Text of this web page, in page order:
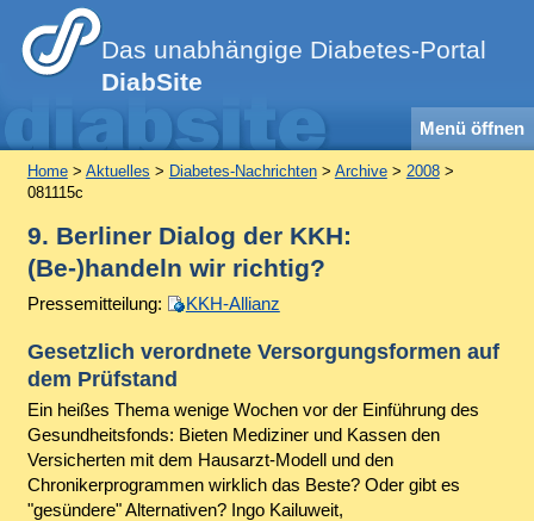
Das unabhängige Diabetes-Portal
DiabSite
Menü öffnen
Home> Aktuelles > Diabetes-Nachrichten> Archive> 2008>
081115c
9. Berliner Dialog der KKH:
(Be-)handeln wir richtig?
Pressemitteilung: KKH-Allianz
Gesetzlich verordnete Versorgungsformen auf
dem Prüfstand
Ein heißes Thema wenige Wochen vor der Einführung des
Gesundheitsfonds: Bieten Mediziner und Kassen den
Versicherten mit dem Hausarzt-Modell und den
Chronikerprogrammen wirklich das Beste? Oder gibt es
"gesündere" Alternativen? Ingo Kailuweit,